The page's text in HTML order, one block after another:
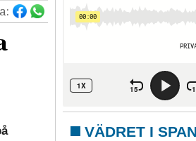
VÄDRET I